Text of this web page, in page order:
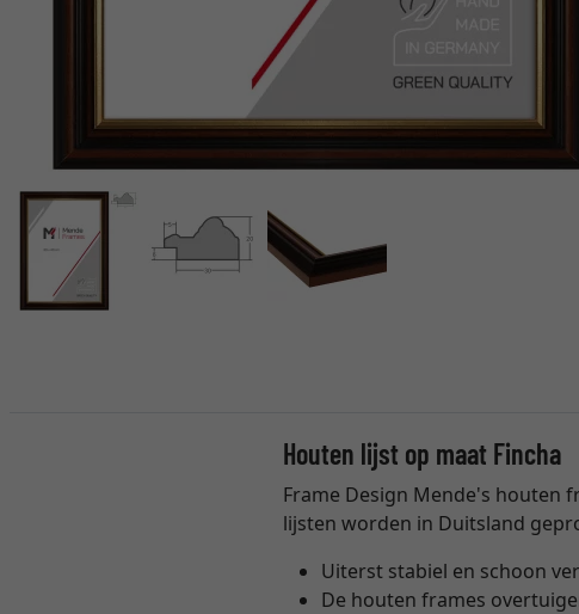
Houten lijst op maat Fincha
Frame Design Mende's houten
lijsten worden in Duitsland
Uiterst stabiel en schoon
De houten frames